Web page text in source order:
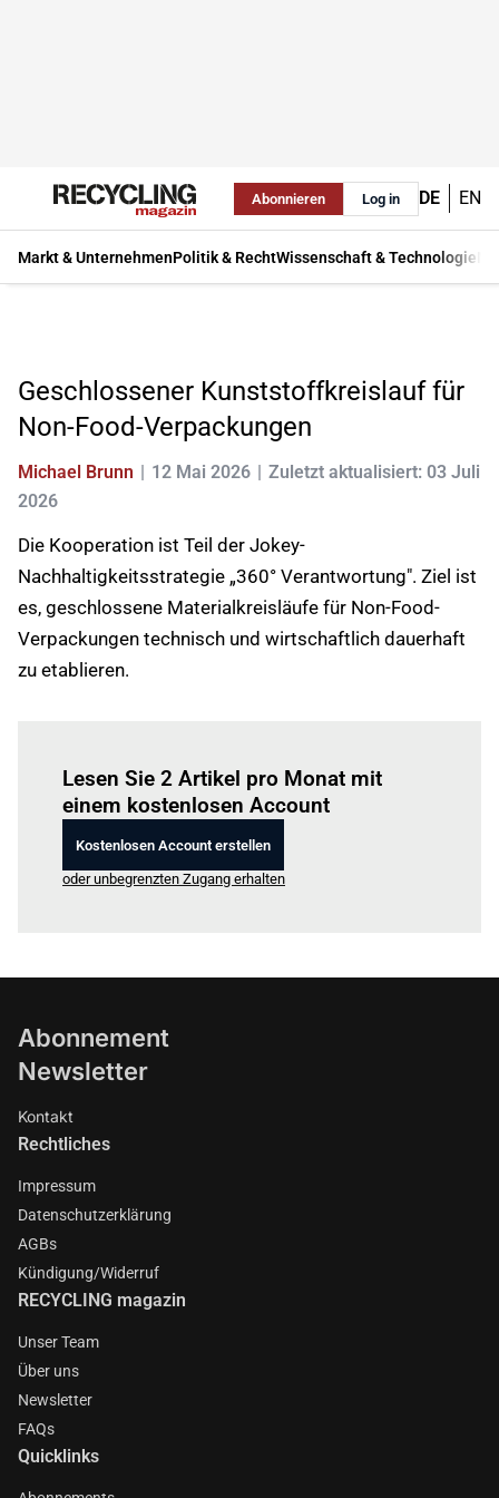
Abonnieren Log in DE EN
Markt & UnternehmenPolitik & RechtWissenschaft & Technologie
Geschlossener Kunststoffkreislauf für
Non-Food-Verpackungen
Michael Brunn 12 Mai 2026
Zuletzt aktualisiert: 03 Juli
2026
Die Kooperation ist Teil der Jokey-
Nachhaltigkeitsstrategie „360° Verantwortung". Ziel ist
es, geschlossene Materialkreisläufe für Non-Food-
Verpackungen technisch und wirtschaftlich dauerhaft
zu etablieren.
Lesen Sie 2 Artikel pro Monat mit
einem kostenlosen Account
Kostenlosen Account erstellen
oder unbegrenzten Zugang erhalten
Abonnement
Newsletter
Kontakt
Rechtliches
Impressum
Datenschutzerklärung
AGBs
Kündigung/Widerruf
RECYCLING magazin
Unser Team
Über uns
Newsletter
FAQs
Quicklinks